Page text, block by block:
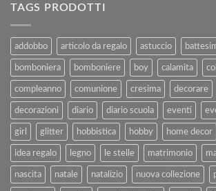
Rimborso
2025
TAGS PRODOTTI
addobbo articolo da regalo astuccio
bomboniera bomboniere boy calamita
compleanno comunione cresima decorare
decorazioni diario diario scuola eventi
girl glitter hobbistica hobby home decor
idea regalo legno le stelle matrimonio
nascita natale natalizio nuova collezione